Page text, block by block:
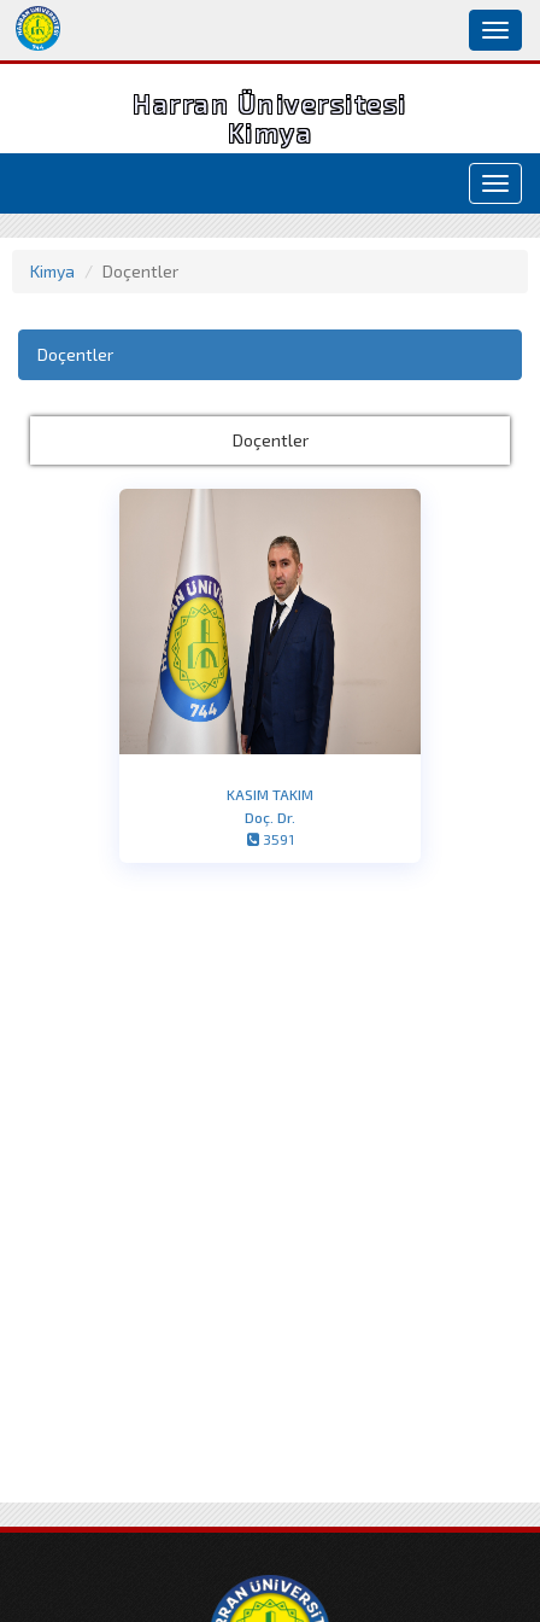
Harran Üniversitesi
Kimya
Kimya Doçentler
Doçentler